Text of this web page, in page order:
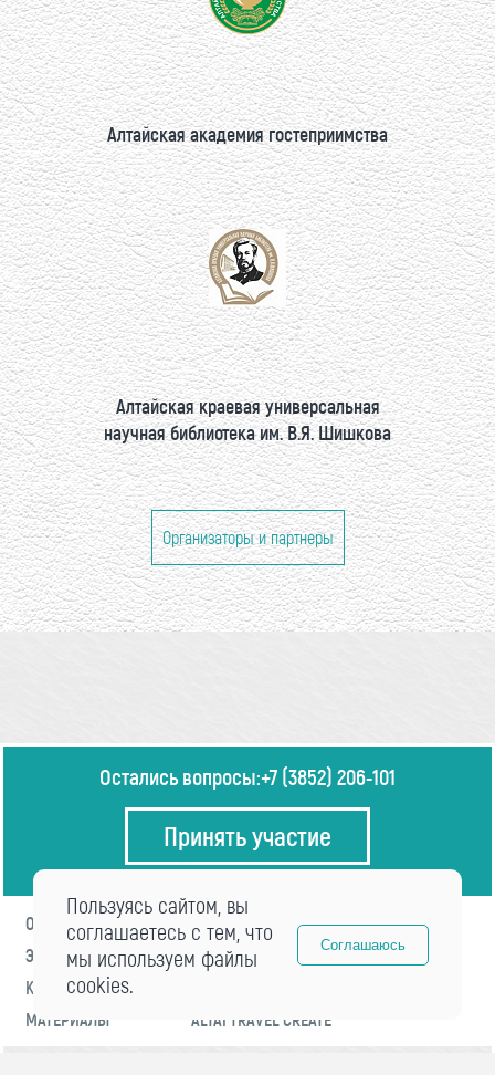
Алтайская академия гостеприимства
Алтайская краевая универсальная
научная библиотека им. В.Я. Шишкова
Организаторы и партнеры
Остались вопросы:+7 (3852) 206-101
Принять участие
О ФОРУМЕ
ПРОГРАММА
ЭКСПЕРТЫ
НОВОСТИ
КОНТАКТЫ
МАТЕРИАЛЫ
ALTAI TRAVEL CREATE
Пользуясь сайтом, вы
соглашаетесь с тем, что
мы используем файлы
cookies.
Соглашаюсь